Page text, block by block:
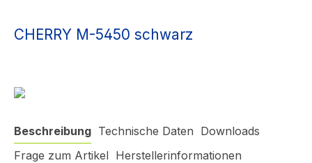
CHERRY M-5450 schwarz
Beschreibung Technische Daten Downloads
Frage zum Artikel Herstellerinformationen